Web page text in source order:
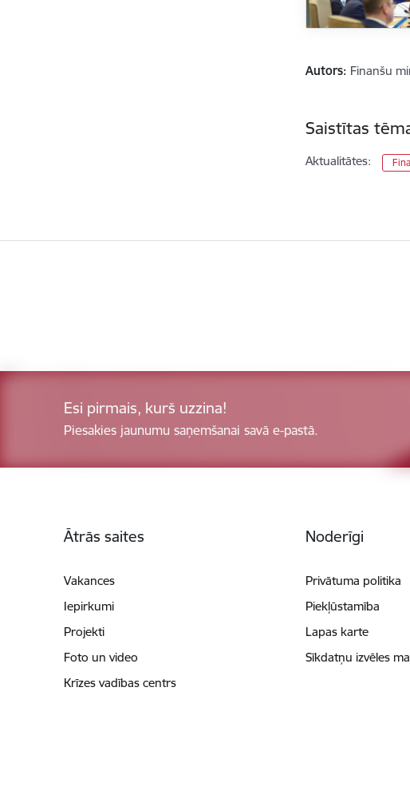
Autors: Finanšu
Saistītas
Aktualitātes:
Esi pirmais, kurš uzzina!
Piesakies jaunumu saņemšanai savā e-pastā.
Ātrās saites
Vakances
Iepirkumi
Projekti
Foto un video
Krīzes vadības centrs
Noderīgi
Privātuma politika
Piekļūstamība
Lapas karte
Sīkdatņu izvēles